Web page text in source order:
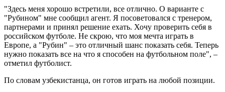
"Здесь меня хорошо встретили, все отлично. О варианте с
"Рубином" мне сообщил агент. Я посоветовался с тренером,
партнерами и принял решение ехать. Хочу проверить себя в
российском футболе. Не скрою, что моя мечта играть в
Европе, а "Рубин" – это отличный шанс показать себя. Теперь
нужно показать все на что я способен на футбольном поле", –
отметил футболист.
По словам узбекистанца, он готов играть на любой позиции.